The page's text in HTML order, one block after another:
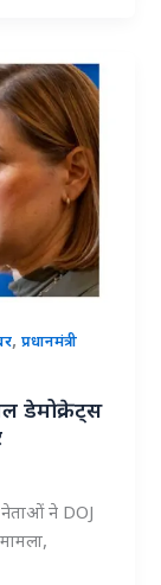
,प्रधानमंत्री
डेमोक्रेट्स
नेताओं ने DOJ